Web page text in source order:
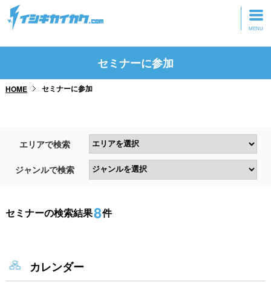
トップページ
研修・ツアーに参加
セミナーに参加
HOME セミナーに参加
エリアで検索
ジャンルで検索
セミナーの検索結果8件
カレンダー